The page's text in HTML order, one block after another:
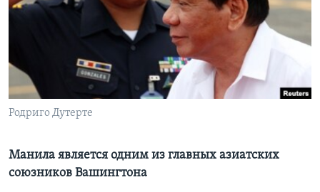
СОЦИАЛЬНЫЕ СЕТИ
Родриго Дутерте
Манила является одним из главных азиатских
союзников Вашингтона